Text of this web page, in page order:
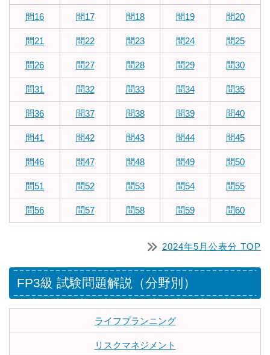
問16 問17 問18 問19 問20
問21 問22 問23 問24 問25
問26 問27 問28 問29 問30
問31 問32 問33 問34 問35
問36 問37 問38 問39 問40
問41 問42 問43 問44 問45
問46 問47 問48 問49 問50
問51 問52 問53 問54 問55
問56 問57 問58 問59 問60
2024年5月公表分 TOP
FP3級 試験問題解説（分野別）
ライフプランニング
リスクマネジメント